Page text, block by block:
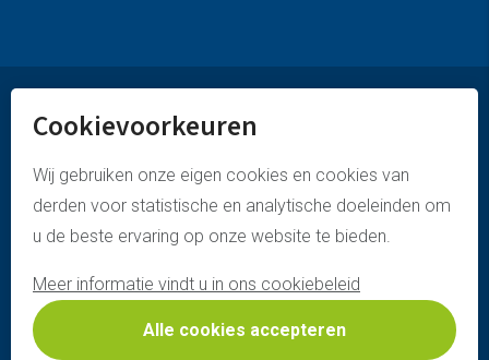
© oosterbaan alkmaar
privacyverklaring
disclaimer & copyright
cookies policy
website door webstart
Cookievoorkeuren
Wij gebruiken onze eigen cookies en cookies van
derden voor statistische en analytische doeleinden om
u de beste ervaring op onze website te bieden.
Meer informatie vindt u in ons cookiebeleid
Alle cookies accepteren